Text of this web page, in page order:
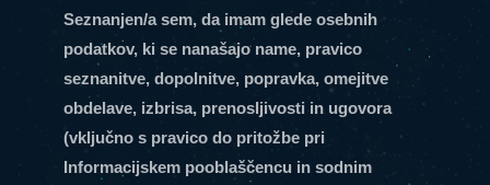
Seznanjen/a sem, da imam glede osebnih
podatkov, ki se nanašajo name, pravico
seznanitve, dopolnitve, popravka, omejitve
obdelave, izbrisa, prenosljivosti in ugovora
(vključno s pravico do pritožbe pri
Informacijskem pooblaščencu in sodnim